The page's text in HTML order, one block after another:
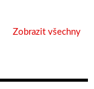
Zobrazit všechny